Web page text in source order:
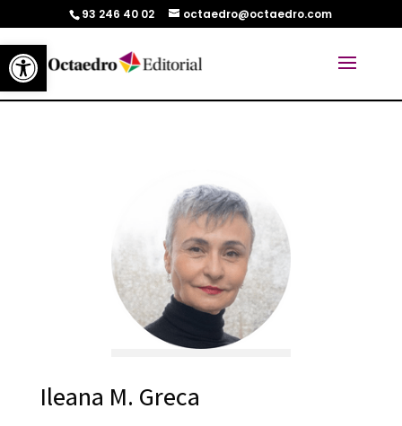
Abrir barra de herramientas
93 246 40 02 octaedro@octaedro.com
Ileana M. Greca